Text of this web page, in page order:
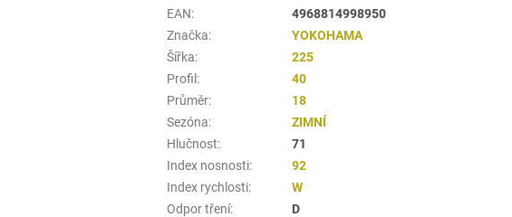
EAN:
4968814998950
Značka:
YOKOHAMA
Šířka:
225
Profil :
40
Průměr:
18
Sezóna:
ZIMNÍ
Hlučnost:
71
Index nosnosti:
92
Index rychlosti:
W
Odpor tření:
D